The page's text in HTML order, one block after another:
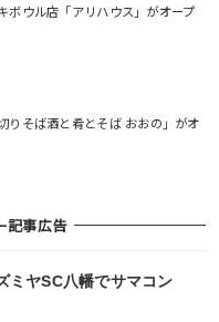
ボウル店「アリハウス」がオープ
りそば酒と肴とそば おおの」がオ
記事広告
ミヤSC八幡でサマコン